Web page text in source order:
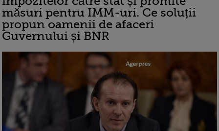
măsuri pentru IMM-uri. Ce soluții
propun oamenii de afaceri
Guvernului și BNR